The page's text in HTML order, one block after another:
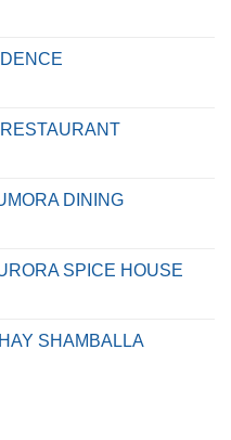
DINING
SPICE HOUSE
SHAMBALLA